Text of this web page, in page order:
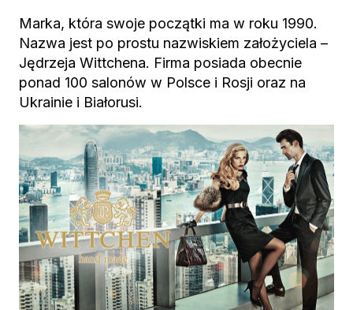
Marka, która swoje początki ma w roku 1990.
Nazwa jest po prostu nazwiskiem założyciela –
Jędrzeja Wittchena. Firma posiada obecnie
ponad 100 salonów w Polsce i Rosji oraz na
Ukrainie i Białorusi.